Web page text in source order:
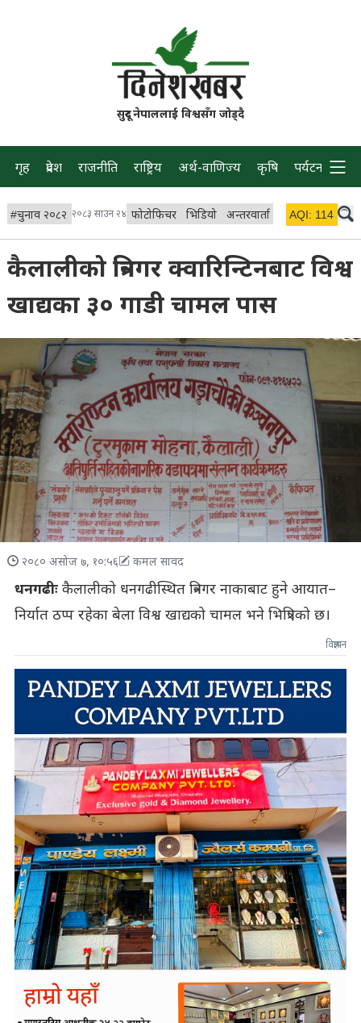
सुदूर नेपाललाई विश्वसँग जोड्दै
गृह प्रदेश राजनीति राष्ट्रिय अर्थ-वाणिज्य कृषि पर्यटन प्रवास
#चुनाव २०८२ २०८३ साउन २४ फोटोफिचर भिडियो अन्तरवार्ता विचार/ब्लग
AQI: 114
कैलालीको त्रिनगर क्वारिन्टिनबाट विश्व
खाद्यका ३० गाडी चामल पास
२०८० असोज ७, १०:५६ कमल सावद
धनगढीःकैलालीको धनगढीस्थित त्रिनगर नाकाबाट हुने आयात–
निर्यात ठप्प रहेका बेला विश्व खाद्यको चामल भने भित्रिएको छ।
विज्ञापन